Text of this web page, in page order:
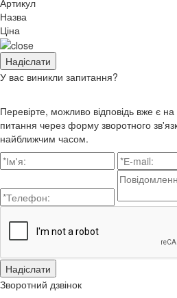
Назва
Ціна
У вас виникли запитання?
Перевірте, можливо відповідь вже є
питання через форму зворотного
найближчим часом.
Зворотний дзвінок